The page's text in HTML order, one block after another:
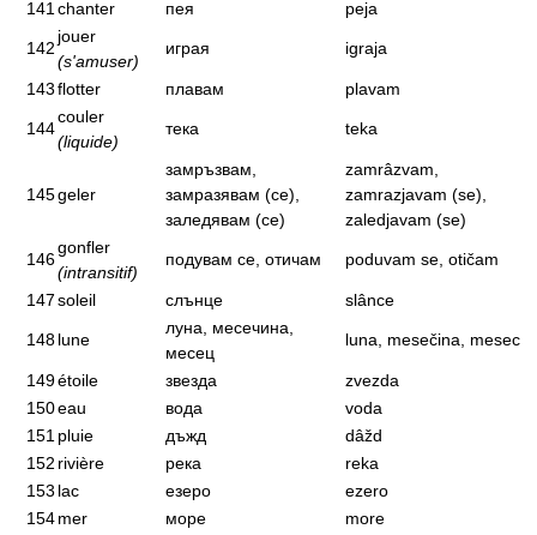
141 chanter пея peja
142
jouer
(s'amuser)
играя igraja
143flotter плавам plavam
144
couler
(liquide)
тека teka
145geler
замръзвам,
замразявам (се),
заледявам (се)
zamrâzvam,
zamrazjavam (se),
zaledjavam (se)
146
gonfler
(intransitif)
подувам се, отичам poduvam se, otičam
147soleil слънце slânce
148lune
луна, месечина,
месец
luna, mesečina, mesec
149étoile звезда
zvezda
150eau вода
voda
151 pluie дъжд
dâžd
152 rivière река
reka
153 lac езеро
ezero
154mer море
more